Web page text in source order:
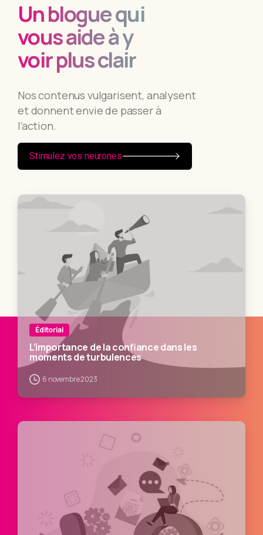
Un blogue qui
vous aide à y
voir plus clair
Nos contenus vulgarisent, analysent
et donnent envie de passer à
l’action.
Stimulez vos neurones
Éditorial
L’importance de la confiance dans les
moments de turbulences
6 novembre 2023